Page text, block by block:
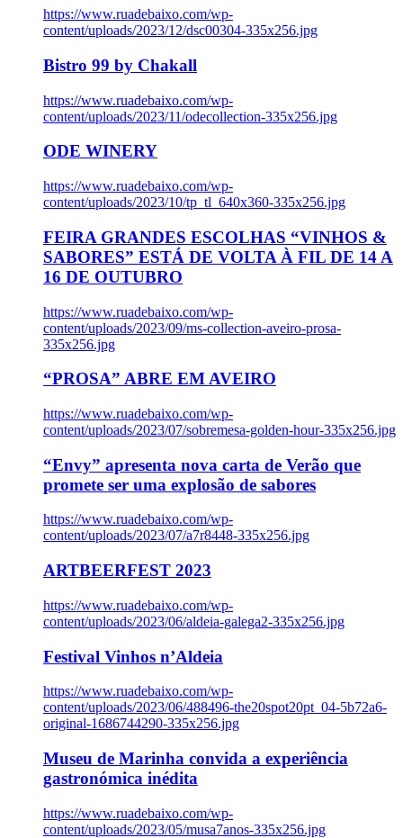
https://www.ruadebaixo.com/wp-
content/uploads/2023/12/dsc00304-335x256.jpg
Bistro 99 by Chakall
https://www.ruadebaixo.com/wp-
content/uploads/2023/11/odecollection-335x256.jpg
ODE WINERY
https://www.ruadebaixo.com/wp-
content/uploads/2023/10/tp_tl_640x360-335x256.jpg
FEIRA GRANDES ESCOLHAS “VINHOS &
SABORES” ESTÁ DE VOLTA À FIL DE 14 A
16 DE OUTUBRO
https://www.ruadebaixo.com/wp-
content/uploads/2023/09/ms-collection-aveiro-prosa-
335x256.jpg
“PROSA” ABRE EM AVEIRO
https://www.ruadebaixo.com/wp-
content/uploads/2023/07/sobremesa-golden-hour-335x256.jpg
“Envy” apresenta nova carta de Verão que
promete ser uma explosão de sabores
https://www.ruadebaixo.com/wp-
content/uploads/2023/07/a7r8448-335x256.jpg
ARTBEERFEST 2023
https://www.ruadebaixo.com/wp-
content/uploads/2023/06/aldeia-galega2-335x256.jpg
Festival Vinhos n’Aldeia
https://www.ruadebaixo.com/wp-
content/uploads/2023/06/488496-the20spot20pt_04-5b72a6-
original-1686744290-335x256.jpg
Museu de Marinha convida a experiência
gastronómica inédita
https://www.ruadebaixo.com/wp-
content/uploads/2023/05/musa7anos-335x256.jpg